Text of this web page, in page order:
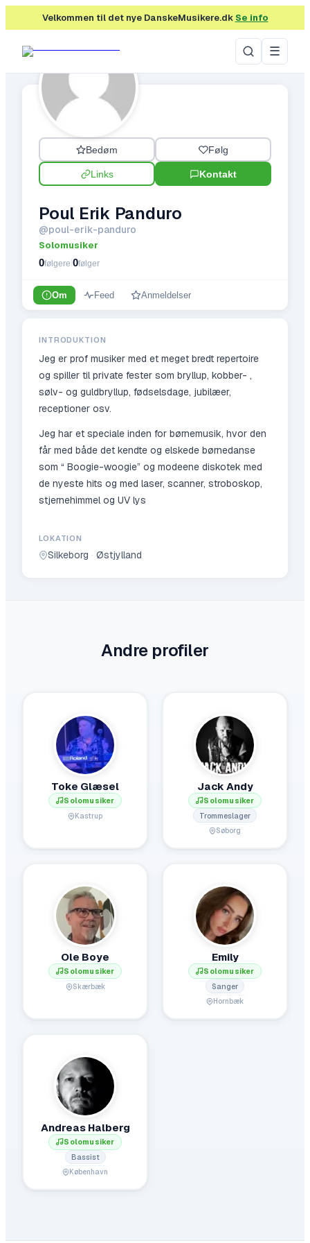
Velkommen til det nye DanskeMusikere.dk Se info
☰
Bedøm Følg
Links Kontakt
Poul Erik Panduro
@poul-erik-panduro
Solomusiker
0følgere 0følger
Om Feed Anmeldelser
INTRODUKTION
Jeg er prof musiker med et meget bredt repertoire
og spiller til private fester som bryllup, kobber- ,
sølv- og guldbryllup, fødselsdage, jubilæer,
receptioner osv.
Jeg har et speciale inden for børnemusik, hvor den
får med både det kendte og elskede børnedanse
som “ Boogie-woogie” og modeene diskotek med
de nyeste hits og med laser, scanner, stroboskop,
stjernehimmel og UV lys
LOKATION
Silkeborg · Østjylland
Andre profiler
Toke Glæsel
Solomusiker
Kastrup
Jack Andy
Solomusiker
Trommeslager
Søborg
Ole Boye
Solomusiker
Skærbæk
Emily
Solomusiker
Sanger
Hornbæk
Andreas Halberg
Solomusiker
Bassist
København